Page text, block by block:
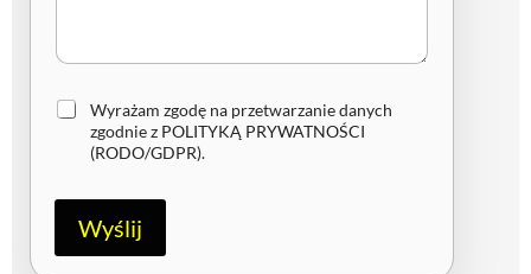
Z
Wyrażam zgodę na przetwarzanie danych
zgodnie z POLITYKĄ PRYWATNOŚCI
(RODO/GDPR).
Wyślij